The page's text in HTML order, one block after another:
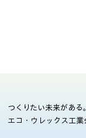
牧野工業株式会
つくりたい未来がある
エコ・ウレックス工業